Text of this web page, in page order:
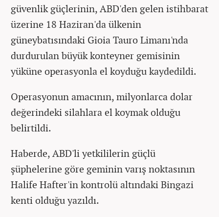
güvenlik güçlerinin, ABD'den gelen istihbarat
üzerine 18 Haziran'da ülkenin
güneybatısındaki Gioia Tauro Limanı'nda
durdurulan büyük konteyner gemisinin
yüküne operasyonla el koyduğu kaydedildi.
Operasyonun amacının, milyonlarca dolar
değerindeki silahlara el koymak olduğu
belirtildi.
Haberde, ABD'li yetkililerin güçlü
şüphelerine göre geminin varış noktasının
Halife Hafter'in kontrolü altındaki Bingazi
kenti olduğu yazıldı.